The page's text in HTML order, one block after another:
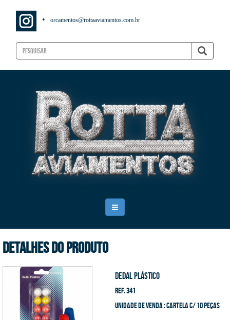
•orcamentos@rottaaviamentos.com.br
DETALHES DO PRODUTO
Dedal Plástico
Ref. 341
unidade de venda : cartela c/ 10 peças